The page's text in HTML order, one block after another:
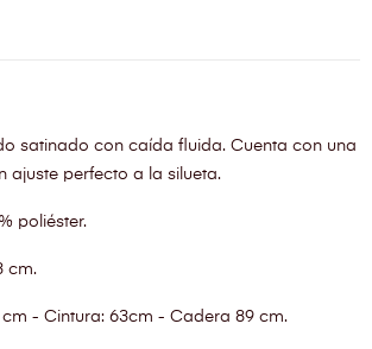
satinado con caída fluida. Cuenta con una
ajuste perfecto a la silueta.
poliéster.
cm.
cm - Cintura: 63cm - Cadera 89 cm.